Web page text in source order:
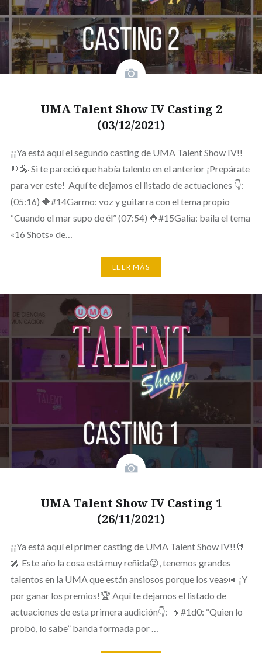
UMA Talent Show IV Casting 2
(03/12/2021)
¡¡Ya está aquí el segundo casting de UMA Talent Show IV!!
🤘🎤 Si te pareció que había talento en el anterior ¡Prepárate
para ver este! Aquí te dejamos el listado de actuaciones 👇:
(05:16) 🔶#14Garmo: voz y guitarra con el tema propio
“Cuando el mar supo de él” (07:54) 🔶#15Galia: baila el tema
«16 Shots» de…
LEER MÁS
UMA Talent Show IV Casting 1
(26/11/2021)
¡¡Ya está aquí el primer casting de UMA Talent Show IV!!🤘
🎤 Este año la cosa está muy reñida😜, tenemos grandes
talentos en la UMA que están ansiosos porque los veas👀 ¡Y
por ganar los premios!🏆 Aquí te dejamos el listado de
actuaciones de esta primera audición👇: 🔸#1d0: “Quien lo
probó, lo sabe” banda formada por …